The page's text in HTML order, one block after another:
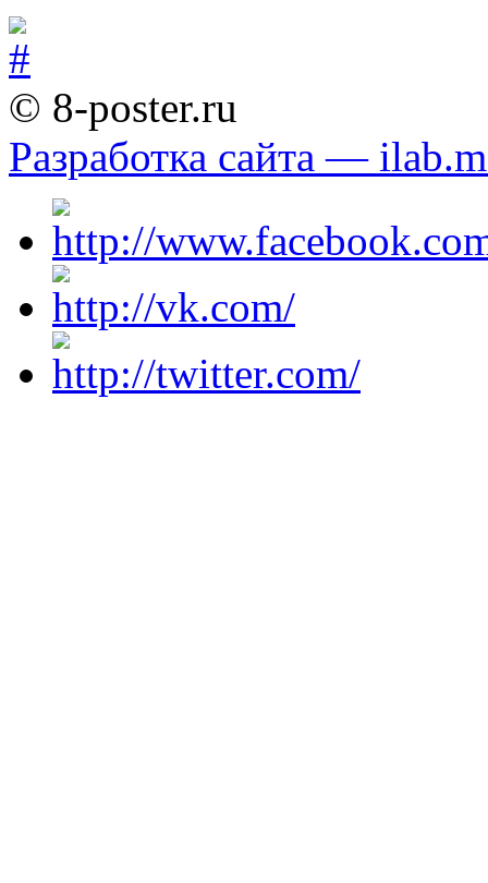
© 8-poster.ru
Разработка сайта —